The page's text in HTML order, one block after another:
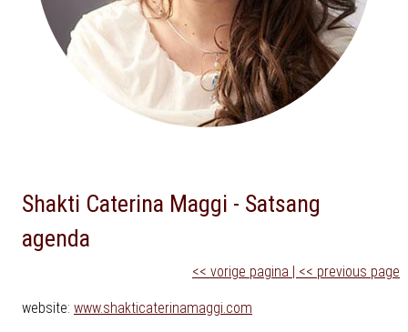
Shakti Caterina Maggi - Satsang
agenda
<< vorige pagina | << previous page
website: www.shakticaterinamaggi.com